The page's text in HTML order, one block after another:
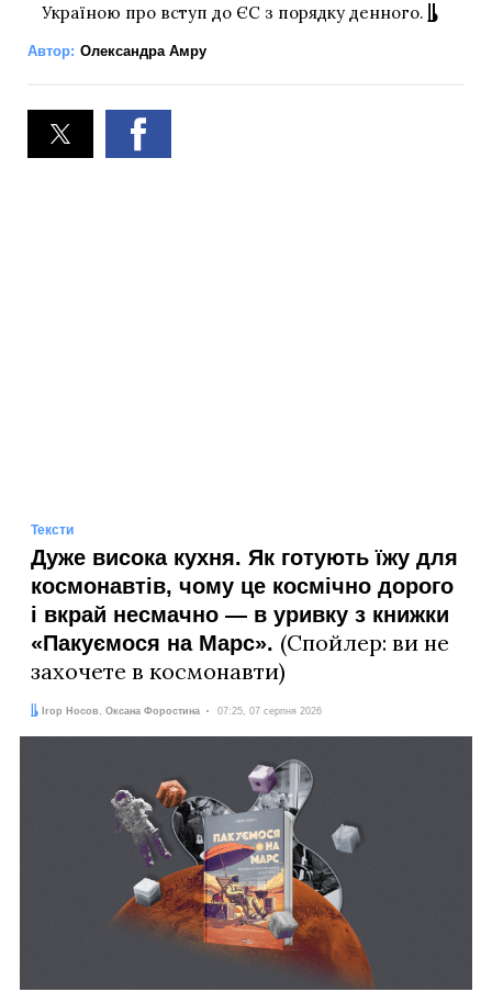
Україною про вступ до ЄС з порядку денного.
Автор: Олександра Амру